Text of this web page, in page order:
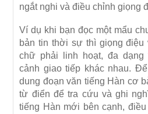
ngắt nghi và điều chỉnh giọng
Ví dụ khi bạn đọc một mẩu
bản tin thời sự thì giọng điệu
chữ phải linh hoạt, đa
cảnh giao tiếp khác nhau.
dung đoạn văn tiếng Hàn cơ
từ điển để tra cứu và ghi
tiếng Hàn mới bên cạnh,